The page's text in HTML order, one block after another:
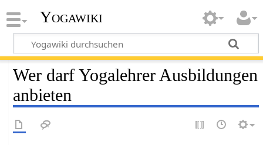
Yogawiki
Wer darf Yogalehrer Ausbildungen
anbieten